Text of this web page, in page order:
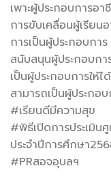
เพาะผู้ประกอบการอ
การขับเคลื่อนผู้เรียน
การเป็นผู้ประกอบก
สนับสนุนผู้ประกอบก
เป็นผู้ประกอบการให้
สามารถเป็นผู้ประกอ
#เรียนดีมีความสุข
#พิธีเปิดการประเมิน
ประจำปีการศึกษา
#PRสอจอุบลฯ